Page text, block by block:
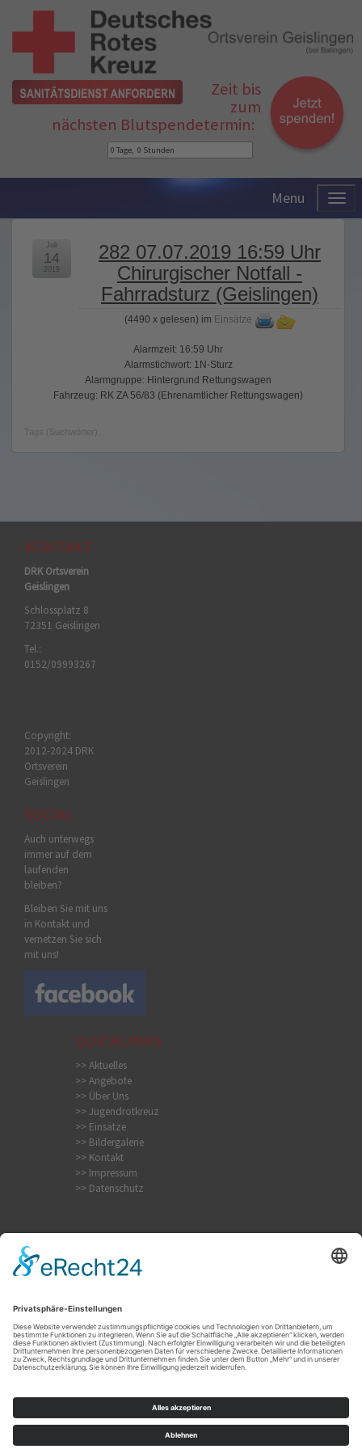
Zeit bis
zum
nächsten Blutspendetermin:
Menu
282 07.07.2019 16:59 Uhr
Chirurgischer Notfall -
Fahrradsturz (Geislingen)
(4490 x gelesen) im Einsätze
Juli
14
2019
Alarmzeit: 16:59 Uhr
Alarmstichwort: 1N-Sturz
Alarmgruppe: Hintergrund Rettungswagen
Fahrzeug: RK ZA 56/83 (Ehrenamtlicher Rettungswagen)
Tags (Suchwörter):
KONTAKT
DRK Ortsverein
Geislingen
Schlossplatz 8
72351 Geislingen
Tel.:
0152/09993267
Copyright:
2012-2024 DRK
Ortsverein
Geislingen
SOCIAL
Auch unterwegs
immer auf dem
laufenden
bleiben?
Bleiben Sie mit uns
in Kontakt und
vernetzen Sie sich
mit uns!
QUICKLINKS
>> Aktuelles
>> Angebote
>> Über Uns
>> Jugendrotkreuz
>> Einsätze
>> Bildergalerie
>> Kontakt
>> Impressum
>> Datenschutz
Internistischer Notfall
Krampfanfall